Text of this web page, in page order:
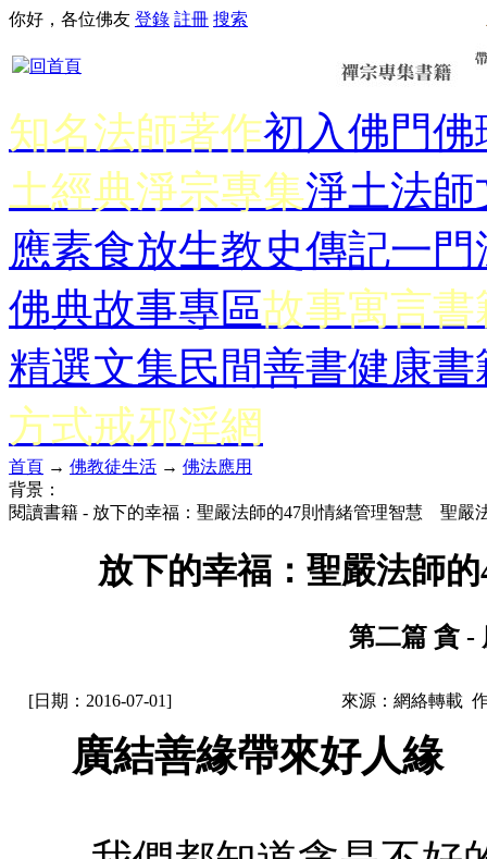
你好，各位佛友 登錄 註冊 搜索
知名法師著作初入佛門佛
土經典淨宗專集淨土法師
應素食放生教史傳記一門
佛典故事專區故事寓言書
精選文集民間善書健康書
方式戒邪淫網
首頁 → 佛教徒生活 → 佛法應用
背景：
閱讀書籍 - 放下的幸福：聖嚴法師的47則情緒管理智慧 聖嚴
放下的幸福：聖嚴法師
第二篇 貪 -
[日期：2016-07-01] 來源：網絡轉載
廣結善緣帶來好人緣